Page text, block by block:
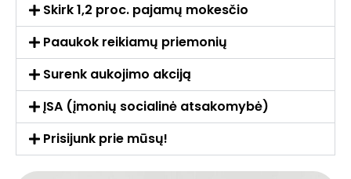
Skirk 1,2 proc. pajamų mokesčio
Paaukok reikiamų priemonių
Surenk aukojimo akciją
ĮSA (įmonių socialinė atsakomybė)
Prisijunk prie mūsų!